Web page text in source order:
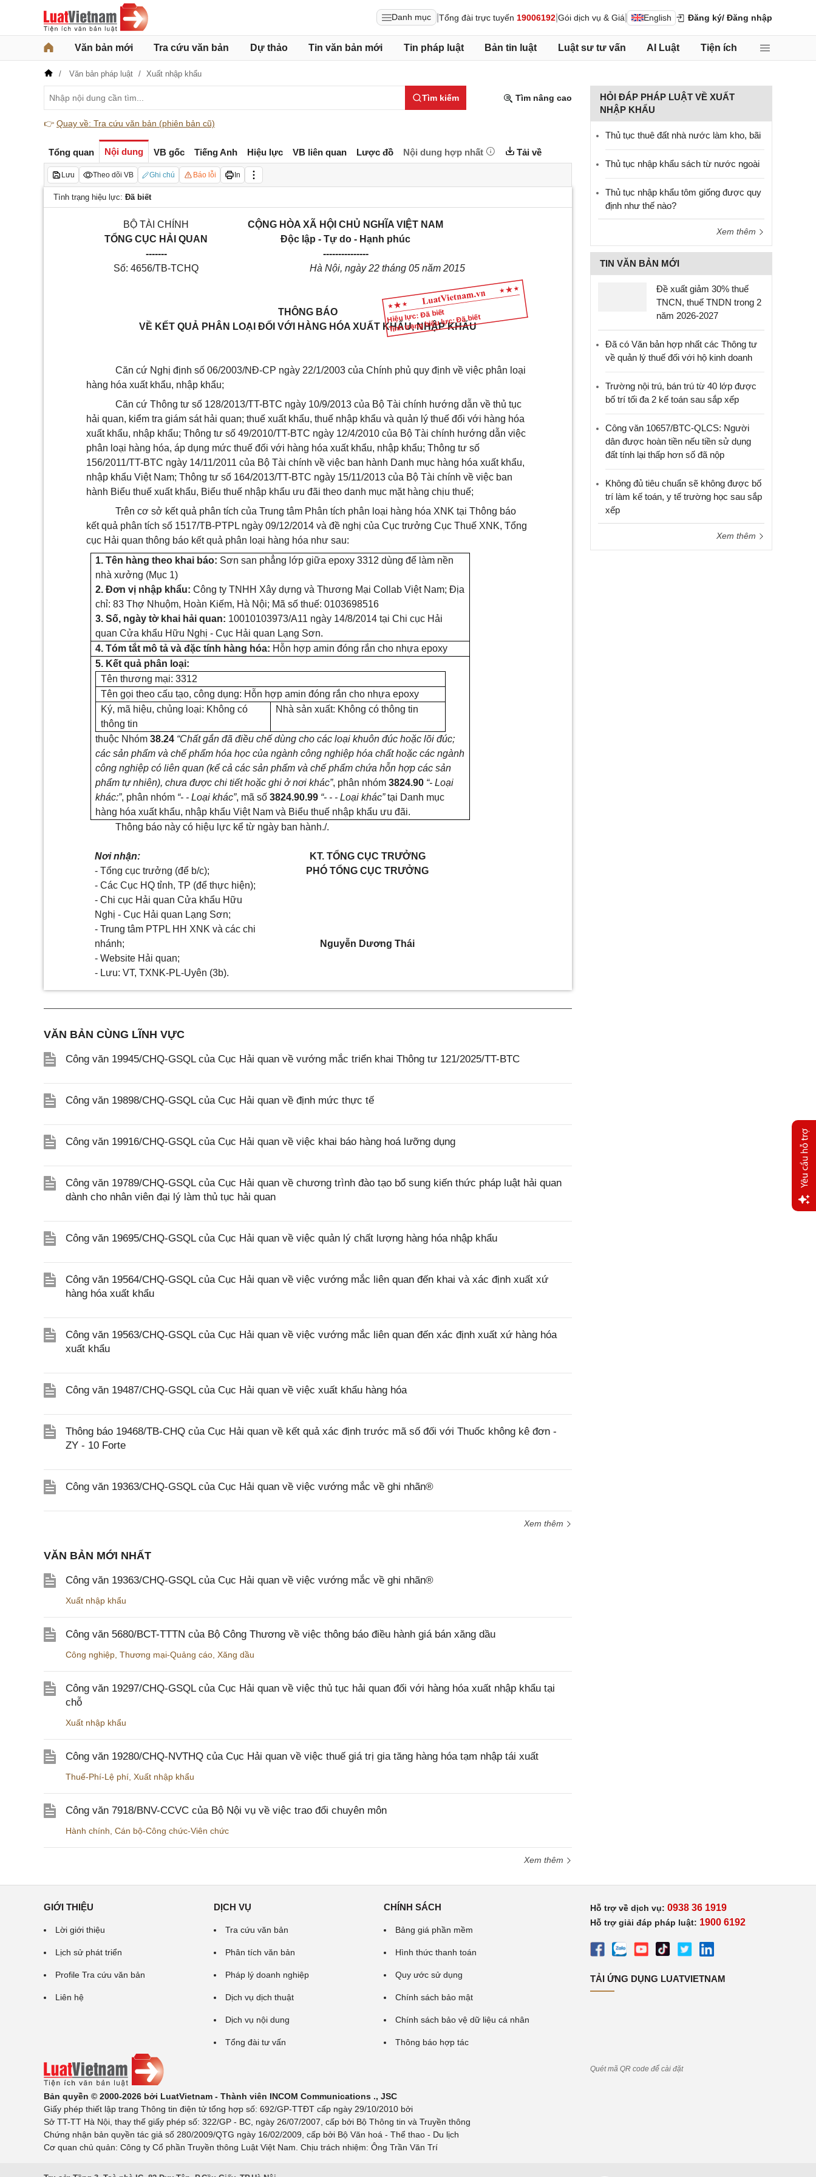
Danh mục Tổng đài trực tuyến 19006192 Gói dịch vụ & Giá English Đăng ký/ Đăng nhập
Văn bản mới Tra cứu văn bản Dự thảo Tin văn bản mới Tin pháp luật Bản tin luật Luật sư tư vấn AI Luật Tiện ích
Văn bản pháp luật Xuất nhập khẩu
Tìm kiếm Tìm nâng cao
👉 Quay về: Tra cứu văn bản (phiên bản cũ)
Tổng quan Nội dung VB gốc Tiếng Anh Hiệu lực VB liên quan Lược đồ Nội dung hợp nhất Tải về
Lưu Theo dõi VB Ghi chú Báo lỗi In
Tình trạng hiệu lực: Đã biết
Hiệu lực: Đã biết
Tình trạng hiệu lực: Đã biết
BỘ TÀI CHÍNH
TỔNG CỤC HẢI QUAN
-------
Số: 4656/TB-TCHQ
CỘNG HÒA XÃ HỘI CHỦ NGHĨA VIỆT NAM
Độc lập - Tự do - Hạnh phúc
---------------
Hà Nội, ngày 22 tháng 05 năm 2015
THÔNG BÁO
VỀ KẾT QUẢ PHÂN LOẠI ĐỐI VỚI HÀNG HÓA XUẤT KHẨU, NHẬP KHẨU
Căn cứ Nghị định số 06/2003/NĐ-CP ngày 22/1/2003 của Chính phủ quy định về việc phân loại
hàng hóa xuất khẩu, nhập khẩu;
Căn cứ Thông tư số 128/2013/TT-BTC ngày 10/9/2013 của Bộ Tài chính hướng dẫn về thủ tục
hải quan, kiểm tra giám sát hải quan; thuế xuất khẩu, thuế nhập khẩu và quản lý thuế đối với hàng hóa
xuất khẩu, nhập khẩu; Thông tư số 49/2010/TT-BTC ngày 12/4/2010 của Bộ Tài chính hướng dẫn việc
phân loại hàng hóa, áp dụng mức thuế đối với hàng hóa xuất khẩu, nhập khẩu; Thông tư số
156/2011/TT-BTC ngày 14/11/2011 của Bộ Tài chính về việc ban hành Danh mục hàng hóa xuất khẩu,
nhập khẩu Việt Nam; Thông tư số 164/2013/TT-BTC ngày 15/11/2013 của Bộ Tài chính về việc ban
hành Biểu thuế xuất khẩu, Biểu thuế nhập khẩu ưu đãi theo danh mục mặt hàng chịu thuế;
Trên cơ sở kết quả phân tích của Trung tâm Phân tích phân loại hàng hóa XNK tại Thông báo
kết quả phân tích số 1517/TB-PTPL ngày 09/12/2014 và đề nghị của Cục trưởng Cục Thuế XNK, Tổng
cục Hải quan thông báo kết quả phân loại hàng hóa như sau:
1. Tên hàng theo khai báo: Sơn san phẳng lớp giữa epoxy 3312 dùng để làm nền
nhà xưởng (Mục 1)
2. Đơn vị nhập khẩu: Công ty TNHH Xây dựng và Thương Mại Collab Việt Nam; Địa
chỉ: 83 Thợ Nhuộm, Hoàn Kiếm, Hà Nội; Mã số thuế: 0103698516
3. Số, ngày tờ khai hải quan: 10010103973/A11 ngày 14/8/2014 tại Chi cục Hải
quan Cửa khẩu Hữu Nghị - Cục Hải quan Lạng Sơn.
4. Tóm tắt mô tả và đặc tính hàng hóa: Hỗn hợp amin đóng rắn cho nhựa epoxy
5. Kết quả phân loại:
Tên thương mại: 3312
Tên gọi theo cấu tạo, công dụng: Hỗn hợp amin đóng rắn cho nhựa epoxy
Ký, mã hiệu, chủng loại: Không có
thông tin
Nhà sản xuất: Không có thông tin
thuộc Nhóm38.24 “Chất gắn đã điều chế dùng cho các loại khuôn đúc hoặc lõi đúc;
các sản phẩm và chế phẩm hóa học của ngành công nghiệp hóa chất hoặc các ngành
công nghiệp có liên quan (kể cả các sản phẩm và chế phẩm chứa hỗn hợp các sản
phẩm tự nhiên), chưa được chi tiết hoặc ghi ở nơi khác”, phân nhóm3824.90 “- Loại
khác:”, phân nhóm “- - Loại khác”, mã số3824.90.99 “- - - Loại khác”tại Danh mục
hàng hóa xuất khẩu, nhập khẩu Việt Nam và Biểu thuế nhập khẩu ưu đãi.
Thông báo này có hiệu lực kể từ ngày ban hành./.
Nơi nhận:
- Tổng cục trưởng (để b/c);
- Các Cục HQ tỉnh, TP (để thực hiện);
- Chi cục Hải quan Cửa khẩu Hữu
Nghị - Cục Hải quan Lạng Sơn;
- Trung tâm PTPL HH XNK và các chi
nhánh;
- Website Hải quan;
- Lưu: VT, TXNK-PL-Uyên (3b).
KT. TỔNG CỤC TRƯỞNG
PHÓ TỔNG CỤC TRƯỞNG
Nguyễn Dương Thái
VĂN BẢN CÙNG LĨNH VỰC
Công văn 19945/CHQ-GSQL của Cục Hải quan về vướng mắc triển khai Thông tư 121/2025/TT-BTC
Công văn 19898/CHQ-GSQL của Cục Hải quan về định mức thực tế
Công văn 19916/CHQ-GSQL của Cục Hải quan về việc khai báo hàng hoá lưỡng dụng
Công văn 19789/CHQ-GSQL của Cục Hải quan về chương trình đào tạo bổ sung kiến thức pháp luật hải quan
dành cho nhân viên đại lý làm thủ tục hải quan
Công văn 19695/CHQ-GSQL của Cục Hải quan về việc quản lý chất lượng hàng hóa nhập khẩu
Công văn 19564/CHQ-GSQL của Cục Hải quan về việc vướng mắc liên quan đến khai và xác định xuất xứ
hàng hóa xuất khẩu
Công văn 19563/CHQ-GSQL của Cục Hải quan về việc vướng mắc liên quan đến xác định xuất xứ hàng hóa
xuất khẩu
Công văn 19487/CHQ-GSQL của Cục Hải quan về việc xuất khẩu hàng hóa
Thông báo 19468/TB-CHQ của Cục Hải quan về kết quả xác định trước mã số đối với Thuốc không kê đơn -
ZY - 10 Forte
Công văn 19363/CHQ-GSQL của Cục Hải quan về việc vướng mắc về ghi nhãn®
Xem thêm
VĂN BẢN MỚI NHẤT
Công văn 19363/CHQ-GSQL của Cục Hải quan về việc vướng mắc về ghi nhãn®
Xuất nhập khẩu
Công văn 5680/BCT-TTTN của Bộ Công Thương về việc thông báo điều hành giá bán xăng dầu
Công nghiệp Thương mại-Quảng cáo Xăng dầu
Công văn 19297/CHQ-GSQL của Cục Hải quan về việc thủ tục hải quan đối với hàng hóa xuất nhập khẩu tại
chỗ
Xuất nhập khẩu
Công văn 19280/CHQ-NVTHQ của Cục Hải quan về việc thuế giá trị gia tăng hàng hóa tạm nhập tái xuất
Thuế-Phí-Lệ phí Xuất nhập khẩu
Công văn 7918/BNV-CCVC của Bộ Nội vụ về việc trao đổi chuyên môn
Hành chính Cán bộ-Công chức-Viên chức
Xem thêm
HỎI ĐÁP PHÁP LUẬT VỀ XUẤT
NHẬP KHẨU
Thủ tục thuê đất nhà nước làm kho, bãi
Thủ tục nhập khẩu sách từ nước ngoài
Thủ tục nhập khẩu tôm giống được quy
định như thế nào?
Xem thêm
TIN VĂN BẢN MỚI
Đề xuất giảm 30% thuế
TNCN, thuế TNDN trong 2
năm 2026-2027
Đã có Văn bản hợp nhất các Thông tư
về quản lý thuế đối với hộ kinh doanh
Trường nội trú, bán trú từ 40 lớp được
bố trí tối đa 2 kế toán sau sắp xếp
Công văn 10657/BTC-QLCS: Người
dân được hoàn tiền nếu tiền sử dụng
đất tính lại thấp hơn số đã nộp
Không đủ tiêu chuẩn sẽ không được bố
trí làm kế toán, y tế trường học sau sắp
xếp
Xem thêm
GIỚI THIỆU
Lời giới thiệu
Lịch sử phát triển
Profile Tra cứu văn bản
Liên hệ
DỊCH VỤ
Tra cứu văn bản
Phân tích văn bản
Pháp lý doanh nghiệp
Dịch vụ dịch thuật
Dịch vụ nội dung
Tổng đài tư vấn
CHÍNH SÁCH
Bảng giá phần mềm
Hình thức thanh toán
Quy ước sử dụng
Chính sách bảo mật
Chính sách bảo vệ dữ liệu cá nhân
Thông báo hợp tác
Bản quyền © 2000-2026 bởi LuatVietnam - Thành viên INCOM Communications ., JSC
Giấy phép thiết lập trang Thông tin điện tử tổng hợp số: 692/GP-TTĐT cấp ngày 29/10/2010 bởi
Sở TT-TT Hà Nội, thay thế giấy phép số: 322/GP - BC, ngày 26/07/2007, cấp bởi Bộ Thông tin và Truyền thông
Chứng nhận bản quyền tác giả số 280/2009/QTG ngày 16/02/2009, cấp bởi Bộ Văn hoá - Thể thao - Du lịch
Cơ quan chủ quản: Công ty Cổ phần Truyền thông Luật Việt Nam. Chịu trách nhiệm: Ông Trần Văn Trí
Hỗ trợ về dịch vụ: 0938 36 1919
Hỗ trợ giải đáp pháp luật: 1900 6192
TẢI ỨNG DỤNG LUATVIETNAM
Quét mã QR code để cài đặt